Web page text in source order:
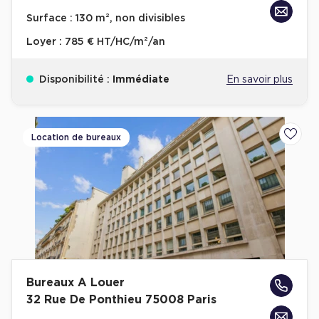
Achat de Bureaux à Rennes
Collections de Bureaux
Immeuble de bureaux avec services
Location bureaux Bellecour - Cordeliers (Lyon)
Haussmanniens
Location d'Entrepôts / Activités
Location d'Entrepôts / Activités à Aix-en-Provence
Surface : 130 m², non divisibles
Loyer : 785 € HT/HC/m²/an
Disponibilité : Immédiate En savoir plus
Location de bureaux
Bureaux A Louer
32 Rue De Ponthieu 75008 Paris